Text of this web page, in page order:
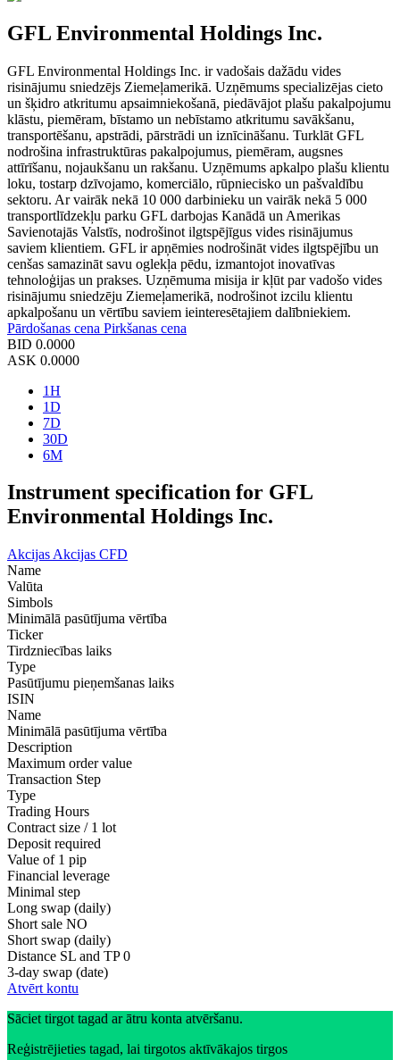
GFL Environmental Holdings Inc.
GFL Environmental Holdings Inc. ir vadošais dažādu vides
risinājumu sniedzējs Ziemeļamerikā. Uzņēmums specializējas cieto
un šķidro atkritumu apsaimniekošanā, piedāvājot plašu pakalpojumu
klāstu, piemēram, bīstamo un nebīstamo atkritumu savākšanu,
transportēšanu, apstrādi, pārstrādi un iznīcināšanu. Turklāt GFL
nodrošina infrastruktūras pakalpojumus, piemēram, augsnes
attīrīšanu, nojaukšanu un rakšanu. Uzņēmums apkalpo plašu klientu
loku, tostarp dzīvojamo, komerciālo, rūpniecisko un pašvaldību
sektoru. Ar vairāk nekā 10 000 darbinieku un vairāk nekā 5 000
transportlīdzekļu parku GFL darbojas Kanādā un Amerikas
Savienotajās Valstīs, nodrošinot ilgtspējīgus vides risinājumus
saviem klientiem. GFL ir apņēmies nodrošināt vides ilgtspējību un
cenšas samazināt savu oglekļa pēdu, izmantojot inovatīvas
tehnoloģijas un prakses. Uzņēmuma misija ir kļūt par vadošo vides
risinājumu sniedzēju Ziemeļamerikā, nodrošinot izcilu klientu
apkalpošanu un vērtību saviem ieinteresētajiem dalībniekiem.
Pārdošanas cena Pirkšanas cena
BID 0.0000
ASK 0.0000
1H
1D
7D
30D
6M
Instrument specification for GFL
Environmental Holdings Inc.
Akcijas Akcijas CFD
Name
Valūta
Simbols
Minimālā pasūtījuma vērtība
Ticker
Tirdzniecības laiks
Type
Pasūtījumu pieņemšanas laiks
ISIN
Name
Minimālā pasūtījuma vērtība
Description
Maximum order value
Transaction Step
Type
Trading Hours
Contract size / 1 lot
Deposit required
Value of 1 pip
Financial leverage
Minimal step
Long swap (daily)
Short sale NO
Short swap (daily)
Distance SL and TP 0
3-day swap (date)
Atvērt kontu
Sāciet tirgot tagad ar ātru konta atvēršanu.
Reģistrējieties tagad, lai tirgotos aktīvākajos tirgos